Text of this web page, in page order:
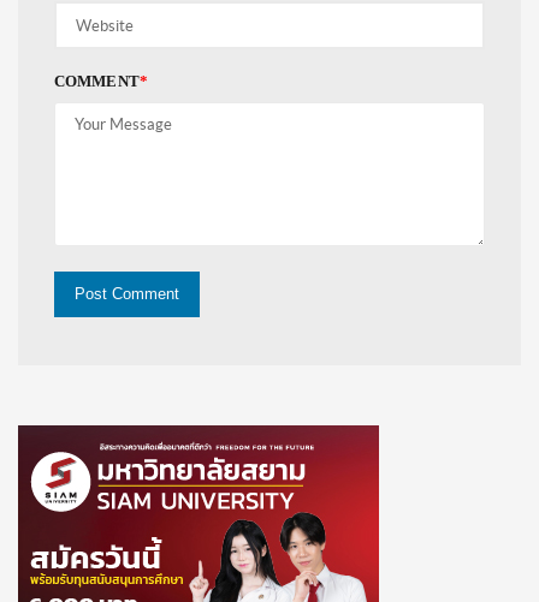
COMMENT*